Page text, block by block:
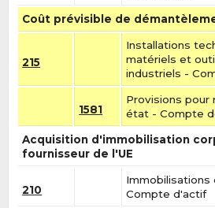
Coût prévisible de
215
Installations
matériels et
industriels -
1581
Provisions pour
état - Compte
Acquisition d'immobilisation
fournisseur de l'UE
210
Immobilisations
Compte d'actif